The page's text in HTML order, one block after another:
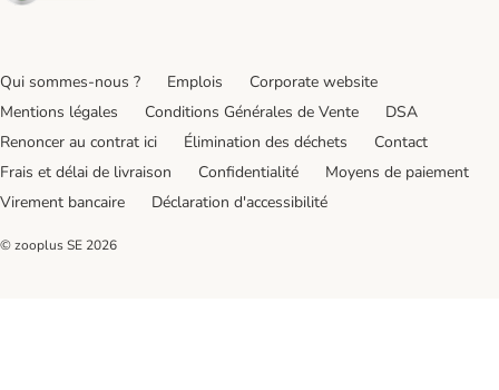
Qui sommes-nous ? Emplois
Corporate website
Mentions légales
Conditions Générales de Vente
DSA
Renoncer au contrat ici
Élimination des déchets
Contact
Frais et délai de livraison
Confidentialité
Moyens de paiement
Virement bancaire
Déclaration d'accessibilité
© zooplus SE 2026